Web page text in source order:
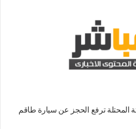
المحتلة ترفع الحجز عن سيارة طاقم